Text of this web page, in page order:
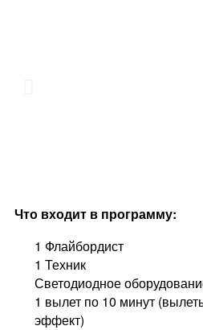
Что входит в программу:
1 Флайбордист
1 Техник
Светодиодное
1 вылет по 10 минут
эффект)